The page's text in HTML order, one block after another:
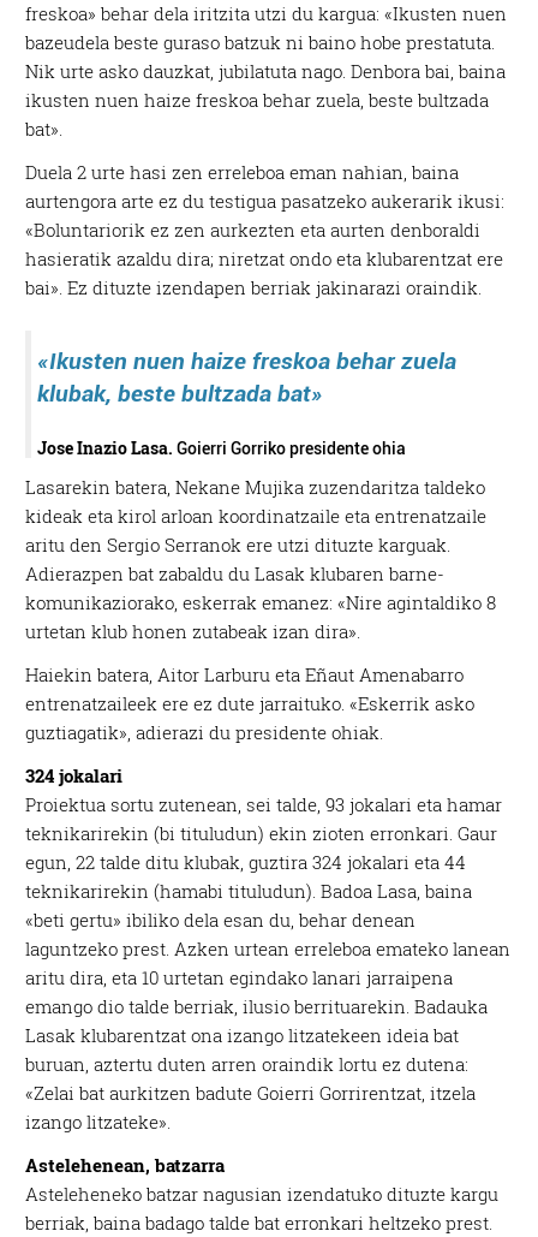
freskoa» behar dela iritzita utzi du kargua: «Ikusten nuen
bazeudela beste guraso batzuk ni baino hobe prestatuta.
Nik urte asko dauzkat, jubilatuta nago. Denbora bai, baina
ikusten nuen haize freskoa behar zuela, beste bultzada
bat».
Duela 2 urte hasi zen erreleboa eman nahian, baina
aurtengora arte ez du testigua pasatzeko aukerarik ikusi:
«Boluntariorik ez zen aurkezten eta aurten denboraldi
hasieratik azaldu dira; niretzat ondo eta klubarentzat ere
bai». Ez dituzte izendapen berriak jakinarazi oraindik.
«Ikusten nuen haize freskoa behar zuela
klubak, beste bultzada bat»
Jose Inazio Lasa. Goierri Gorriko presidente ohia
Lasarekin batera, Nekane Mujika zuzendaritza taldeko
kideak eta kirol arloan koordinatzaile eta entrenatzaile
aritu den Sergio Serranok ere utzi dituzte karguak.
Adierazpen bat zabaldu du Lasak klubaren barne-
komunikaziorako, eskerrak emanez: «Nire agintaldiko 8
urtetan klub honen zutabeak izan dira».
Haiekin batera, Aitor Larburu eta Eñaut Amenabarro
entrenatzaileek ere ez dute jarraituko. «Eskerrik asko
guztiagatik», adierazi du presidente ohiak.
324 jokalari
Proiektua sortu zutenean, sei talde, 93 jokalari eta hamar
teknikarirekin (bi tituludun) ekin zioten erronkari. Gaur
egun, 22 talde ditu klubak, guztira 324 jokalari eta 44
teknikarirekin (hamabi tituludun). Badoa Lasa, baina
«beti gertu» ibiliko dela esan du, behar denean
laguntzeko prest. Azken urtean erreleboa emateko lanean
aritu dira, eta 10 urtetan egindako lanari jarraipena
emango dio talde berriak, ilusio berrituarekin. Badauka
Lasak klubarentzat ona izango litzatekeen ideia bat
buruan, aztertu duten arren oraindik lortu ez dutena:
«Zelai bat aurkitzen badute Goierri Gorrirentzat, itzela
izango litzateke».
Astelehenean, batzarra
Asteleheneko batzar nagusian izendatuko dituzte kargu
berriak, baina badago talde bat erronkari heltzeko prest.